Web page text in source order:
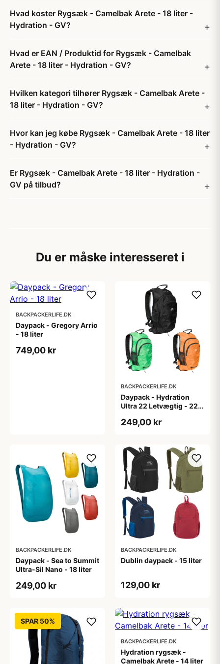
Hvad koster Rygsæk - Camelbak Arete - 18 liter -
Hydration - GV?
Hvad er EAN / Produktid for Rygsæk - Camelbak
Arete - 18 liter - Hydration - GV?
Hvilken kategori tilhører Rygsæk - Camelbak Arete -
18 liter - Hydration - GV?
Hvor kan jeg købe Rygsæk - Camelbak Arete - 18 liter
- Hydration - GV?
Er Rygsæk - Camelbak Arete - 18 liter - Hydration -
GV på tilbud?
Du er måske interesseret i
BACKPACKERLIFE.DK
Daypack - Gregory Arrio
- 18 liter
749,00 kr
BACKPACKERLIFE.DK
Daypack - Hydration
Ultra 22 Letvægtig - 22
249,00 kr
BACKPACKERLIFE.DK
Daypack - Sea to Summit
Ultra-Sil Nano - 18 liter
249,00 kr
BACKPACKERLIFE.DK
Dublin daypack - 15 liter
129,00 kr
SPAR 50%
BACKPACKERLIFE.DK
Hydration rygsæk -
Camelbak Arete - 14 liter